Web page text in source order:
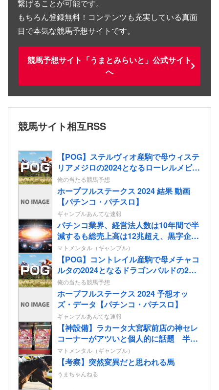
繋げることが可能です。
もちろん登録無料！コンテンツも充実している真面
目で本気な競馬予想サイトです。
競馬予想サイト「うまとみらいと」公式サイト
へ
競馬サイト相互RSS
【POG】ステルヴィオ産駒で母ウィステ
リアメジロの2024となるローレルメビウ
スの2歳情報
俺の当たる競馬予想
ホープフルステークス 2024 結果 動画
【パチンコ・パチスロ】
ギャンブルあんてな速報
パチンコ業界、経営法人数は10年間で半
減するも総売上高は12兆超え、黒字企業
割合はコロナ前の水準に回復
マトメンタル（ギャンブル）
【POG】コントレイル産駒で母メチャコ
ルタの2024となるドラゴンバルドの2歳
情報
俺の当たる競馬予想
ホープフルステークス 2024 予想オッ
ズ・データ【パチンコ・パチスロ】
ギャンブルあんてな速報
【神設備】ラカータ大宮駅前店の神セレ
コーナーがアツいと個人的に話題 半個
室島+スマホミラーモニターを搭載
マトメンタル（ギャンブル）
【考察】突然変異だと思われる馬
うまちゃんねる